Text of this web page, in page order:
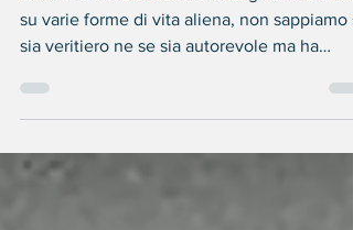
Ecco Il famoso documento degli anni 80/90
su varie forme di vita aliena, non sappiamo